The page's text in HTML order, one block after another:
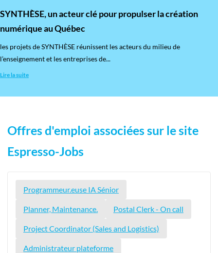
SYNTHÈSE, un acteur clé pour propulser la création
numérique au Québec
les projets de SYNTHÈSE réunissent les acteurs du milieu de
l’enseignement et les entreprises de...
Lire la suite
Offres d'emploi associées sur le site
Espresso-Jobs
Programmeur.euse IA Sénior
Planner, Maintenance. Postal Clerk - On call
Project Coordinator (Sales and Logistics)
Administrateur plateforme